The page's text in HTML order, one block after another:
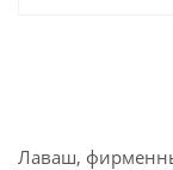
Лаваш,